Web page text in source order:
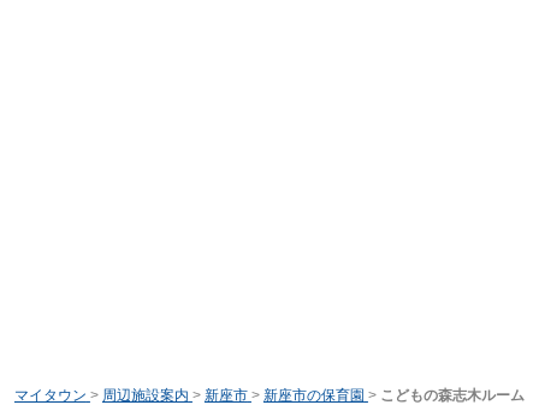
マイタウン > 周辺施設案内 > 新座市 > 新座市の保育園 > こどもの森志木ルーム